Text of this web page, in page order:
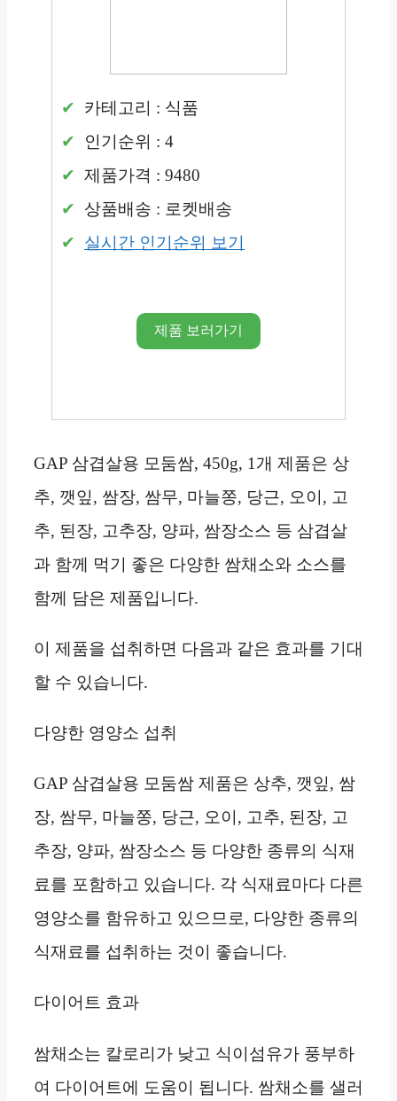
카테고리 : 식품
인기순위 : 4
제품가격 : 9480
상품배송 : 로켓배송
실시간 인기순위 보기
제품 보러가기
GAP 삼겹살용 모둠쌈, 450g, 1개 제품은 상
추, 깻잎, 쌈장, 쌈무, 마늘쫑, 당근, 오이, 고
추, 된장, 고추장, 양파, 쌈장소스 등 삼겹살
과 함께 먹기 좋은 다양한 쌈채소와 소스를
함께 담은 제품입니다.
이 제품을 섭취하면 다음과 같은 효과를 기대
할 수 있습니다.
다양한 영양소 섭취
GAP 삼겹살용 모둠쌈 제품은 상추, 깻잎, 쌈
장, 쌈무, 마늘쫑, 당근, 오이, 고추, 된장, 고
추장, 양파, 쌈장소스 등 다양한 종류의 식재
료를 포함하고 있습니다. 각 식재료마다 다른
영양소를 함유하고 있으므로, 다양한 종류의
식재료를 섭취하는 것이 좋습니다.
다이어트 효과
쌈채소는 칼로리가 낮고 식이섬유가 풍부하
여 다이어트에 도움이 됩니다. 쌈채소를 샐러